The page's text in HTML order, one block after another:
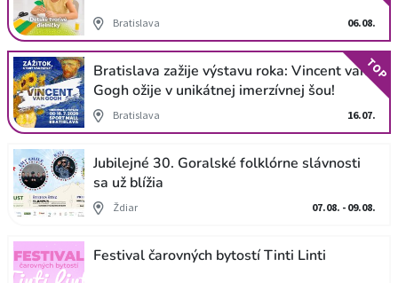
Bratislava 06.08.
Bratislava zažije výstavu roka: Vincent van
Gogh ožije v unikátnej imerzívnej šou!
Bratislava 16.07.
TOP
Jubilejné 30. Goralské folklórne slávnosti
sa už blížia
Ždiar 07.08. - 09.08.
Festival čarovných bytostí Tinti Linti